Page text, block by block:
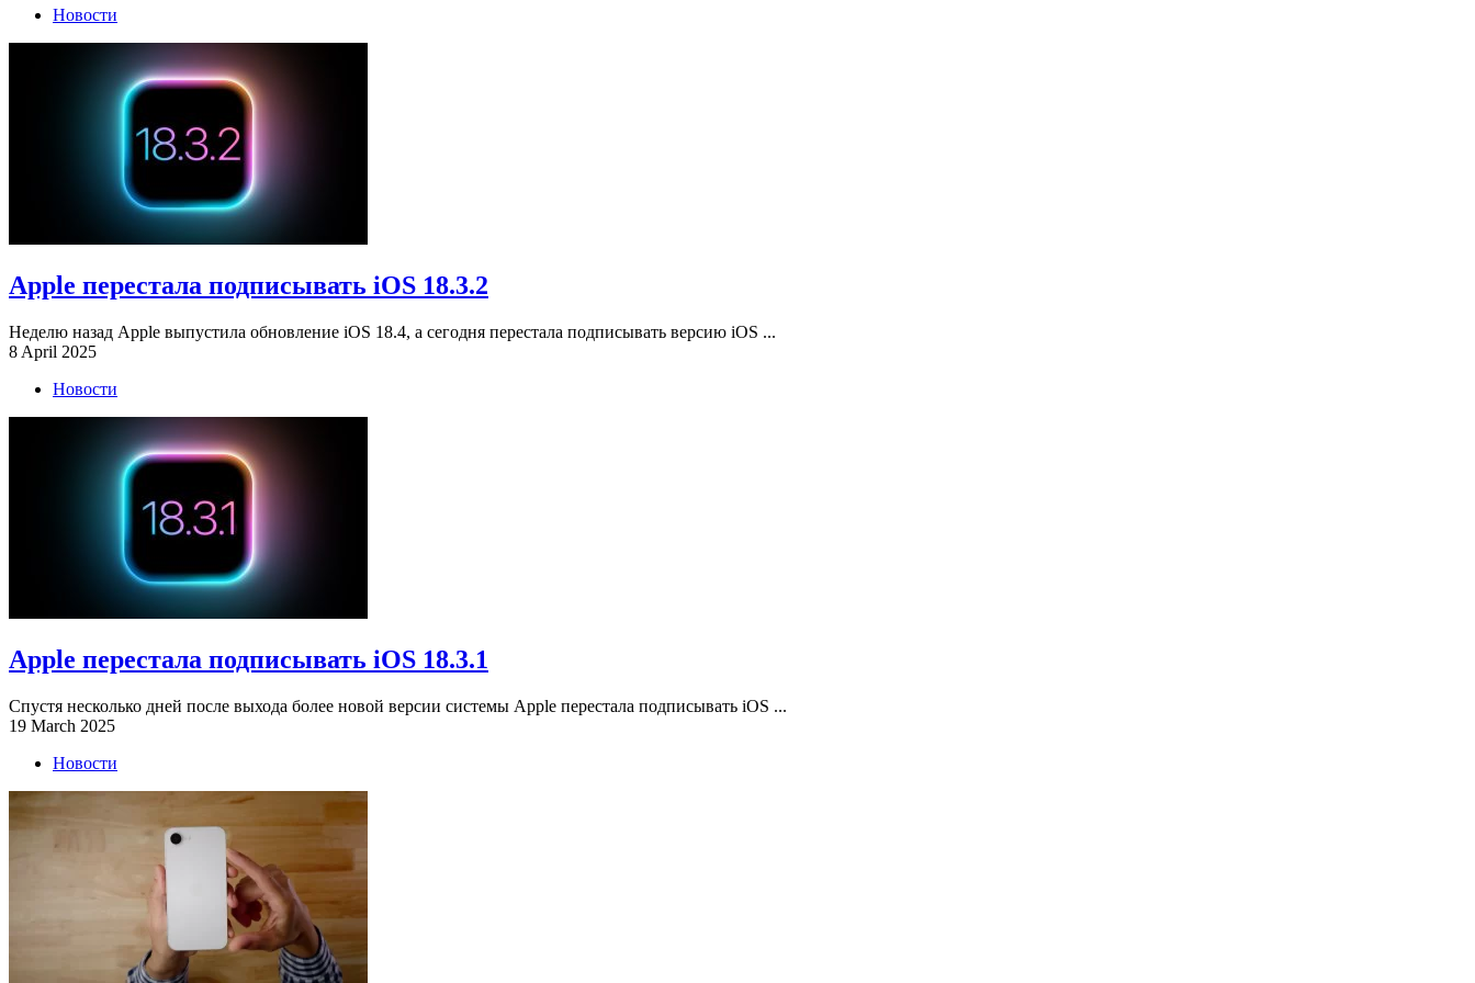
Новости
Apple перестала подписывать iOS 18.3.2
Неделю назад Apple выпустила обновление iOS 18.4, а сегодня перестала подписывать версию iOS ...
8 April 2025
Новости
Apple перестала подписывать iOS 18.3.1
Спустя несколько дней после выхода более новой версии системы Apple перестала подписывать iOS ...
19 March 2025
Новости